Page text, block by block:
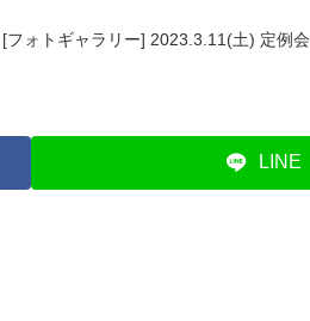
[フォトギャラリー] 2023.3.11(土) 定例会
LINE